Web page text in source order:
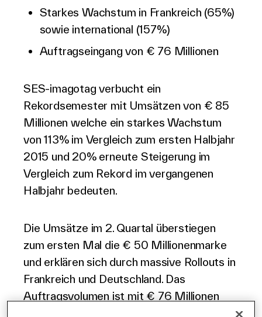
Investoren
Partner
Link
Starkes Wachstum in Frankreich (65%)
sowie international (157%)
Auftragseingang von € 76 Millionen
SES-imagotag verbucht ein
Rekordsemester mit Umsätzen von € 85
Millionen welche ein starkes Wachstum
von 113% im Vergleich zum ersten Halbjahr
2015 und 20% erneute Steigerung im
Vergleich zum Rekord im vergangenen
Halbjahr bedeuten.
Die Umsätze im 2. Quartal überstiegen
zum ersten Mal die € 50 Millionenmarke
und erklären sich durch massive Rollouts in
Frankreich und Deutschland. Das
Auftragsvolumen ist mit € 76 Millionen